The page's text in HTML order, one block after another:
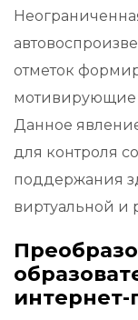
отметок
мотивирующие
Данное
для контроля
поддержания
виртуальной и
интернет-